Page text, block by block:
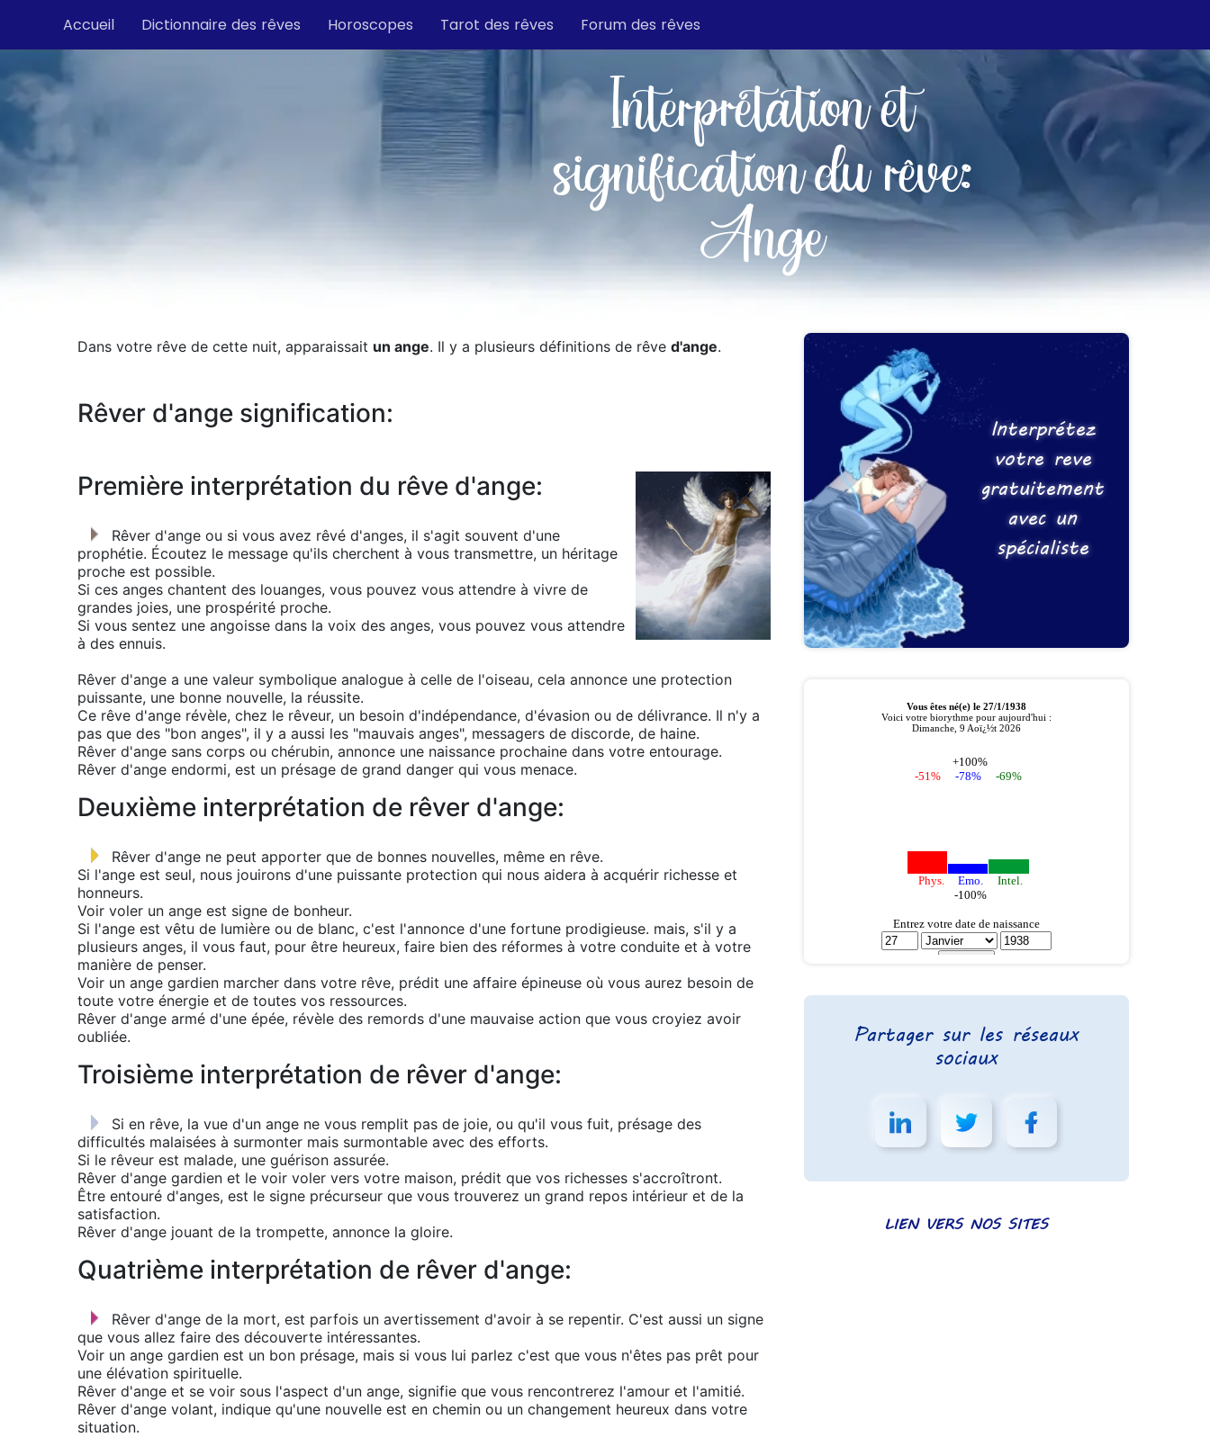
Accueil Dictionnaire des rêves Horoscopes Tarot des rêves Forum des rêves
Interprétation et
signification du rêve:
Ange
Dans votre rêve de cette nuit, apparaissait un ange. Il y a plusieurs définitions de rêve d'ange.
Rêver d'ange signification:
Première interprétation du rêve d'ange:
Rêver d'ange ou si vous avez rêvé d'anges, il s'agit souvent d'une
prophétie. Écoutez le message qu'ils cherchent à vous transmettre, un héritage
proche est possible.
Si ces anges chantent des louanges, vous pouvez vous attendre à vivre de
grandes joies, une prospérité proche.
Si vous sentez une angoisse dans la voix des anges, vous pouvez vous attendre
à des ennuis.
Rêver d'ange a une valeur symbolique analogue à celle de l'oiseau, cela annonce une protection
puissante, une bonne nouvelle, la réussite.
Ce rêve d'ange révèle, chez le rêveur, un besoin d'indépendance, d'évasion ou de délivrance. Il n'y a
pas que des "bon anges", il y a aussi les "mauvais anges", messagers de discorde, de haine.
Rêver d'ange sans corps ou chérubin, annonce une naissance prochaine dans votre entourage.
Rêver d'ange endormi, est un présage de grand danger qui vous menace.
Deuxième interprétation de rêver d'ange:
Rêver d'ange ne peut apporter que de bonnes nouvelles, même en rêve.
Si l'ange est seul, nous jouirons d'une puissante protection qui nous aidera à acquérir richesse et
honneurs.
Voir voler un ange est signe de bonheur.
Si l'ange est vêtu de lumière ou de blanc, c'est l'annonce d'une fortune prodigieuse. mais, s'il y a
plusieurs anges, il vous faut, pour être heureux, faire bien des réformes à votre conduite et à votre
manière de penser.
Voir un ange gardien marcher dans votre rêve, prédit une affaire épineuse où vous aurez besoin de
toute votre énergie et de toutes vos ressources.
Rêver d'ange armé d'une épée, révèle des remords d'une mauvaise action que vous croyiez avoir
oubliée.
Troisième interprétation de rêver d'ange:
Si en rêve, la vue d'un ange ne vous remplit pas de joie, ou qu'il vous fuit, présage des
difficultés malaisées à surmonter mais surmontable avec des efforts.
Si le rêveur est malade, une guérison assurée.
Rêver d'ange gardien et le voir voler vers votre maison, prédit que vos richesses s'accroîtront.
Être entouré d'anges, est le signe précurseur que vous trouverez un grand repos intérieur et de la
satisfaction.
Rêver d'ange jouant de la trompette, annonce la gloire.
Quatrième interprétation de rêver d'ange:
Rêver d'ange de la mort, est parfois un avertissement d'avoir à se repentir. C'est aussi un signe
que vous allez faire des découverte intéressantes.
Voir un ange gardien est un bon présage, mais si vous lui parlez c'est que vous n'êtes pas prêt pour
une élévation spirituelle.
Rêver d'ange et se voir sous l'aspect d'un ange, signifie que vous rencontrerez l'amour et l'amitié.
Rêver d'ange volant, indique qu'une nouvelle est en chemin ou un changement heureux dans votre
situation.
Interprétez
votre reve
gratuitement
avec un
spécialiste
Partager sur les réseaux
sociaux
LIEN VERS NOS SITES